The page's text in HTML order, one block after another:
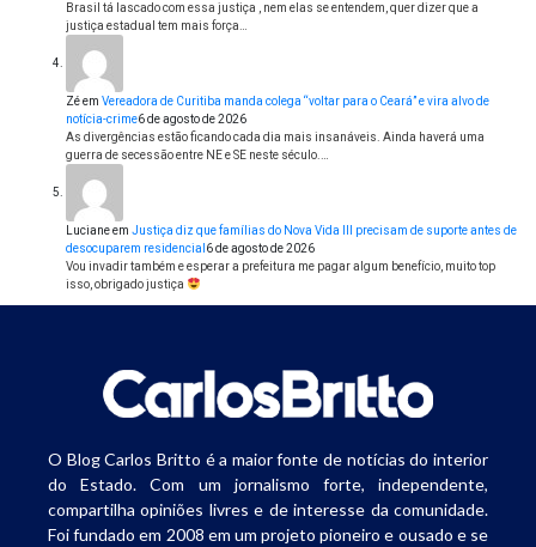
Brasil tá lascado com essa justiça , nem elas se entendem, quer dizer que a
justiça estadual tem mais força…
Zéem Vereadora de Curitiba manda colega “voltar para o Ceará” e vira alvo de
notícia-crime6 de agosto de 2026
As divergências estão ficando cada dia mais insanáveis. Ainda haverá uma
guerra de secessão entre NE e SE neste século.…
Lucianeem Justiça diz que famílias do Nova Vida III precisam de suporte antes de
desocuparem residencial 6 de agosto de 2026
Vou invadir também e esperar a prefeitura me pagar algum benefício, muito top
isso, obrigado justiça
O Blog Carlos Britto é a maior fonte de notícias do interior
do Estado. Com um jornalismo forte, independente,
compartilha opiniões livres e de interesse da comunidade.
Foi fundado em 2008 em um projeto pioneiro e ousado e se